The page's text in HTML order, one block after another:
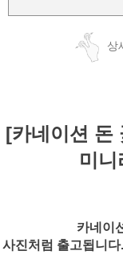
상
[카네이션 돈
미
카네이
사진처럼 출고됩니